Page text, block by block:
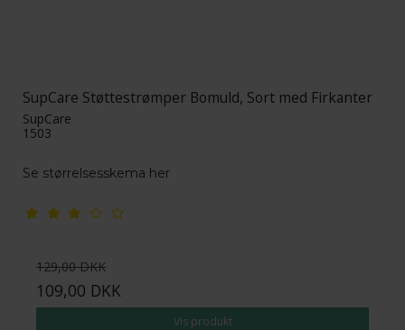
SupCare Støttestrømper Bomuld, Sort med Firkanter
SupCare
1503
Se størrelsesskema her
129,00 DKK
109,00 DKK
Vis produkt